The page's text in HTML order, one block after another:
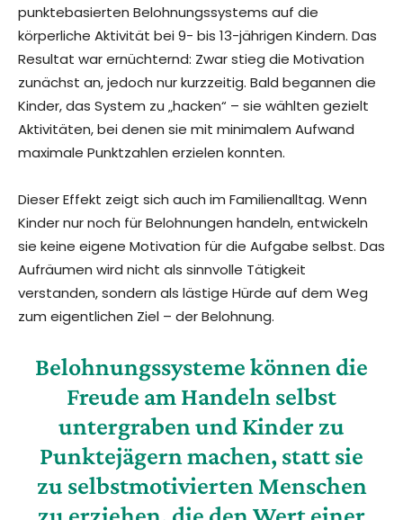
punktebasierten Belohnungssystems auf die
körperliche Aktivität bei 9- bis 13-jährigen Kindern. Das
Resultat war ernüchternd: Zwar stieg die Motivation
zunächst an, jedoch nur kurzzeitig. Bald begannen die
Kinder, das System zu „hacken“ – sie wählten gezielt
Aktivitäten, bei denen sie mit minimalem Aufwand
maximale Punktzahlen erzielen konnten.
Dieser Effekt zeigt sich auch im Familienalltag. Wenn
Kinder nur noch für Belohnungen handeln, entwickeln
sie keine eigene Motivation für die Aufgabe selbst. Das
Aufräumen wird nicht als sinnvolle Tätigkeit
verstanden, sondern als lästige Hürde auf dem Weg
zum eigentlichen Ziel – der Belohnung.
Belohnungssysteme können die
Freude am Handeln selbst
untergraben und Kinder zu
Punktejägern machen, statt sie
zu selbstmotivierten Menschen